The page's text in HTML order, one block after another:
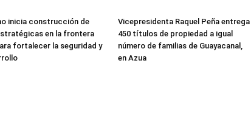
inicia construcción de
en la frontera
fortalecer la seguridad y
Vicepresidenta Raquel Peña entrega
450 títulos de propiedad a igual
número de familias de Guayacanal,
en Azua